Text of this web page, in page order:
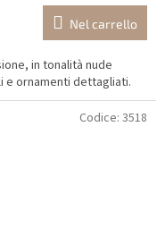
Nel carrello
in tonalità nude
e ornamenti dettagliati.
Codice: 3518